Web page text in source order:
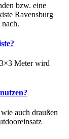
bzw. eine
Ravensburg
Meter wird
auch draußen